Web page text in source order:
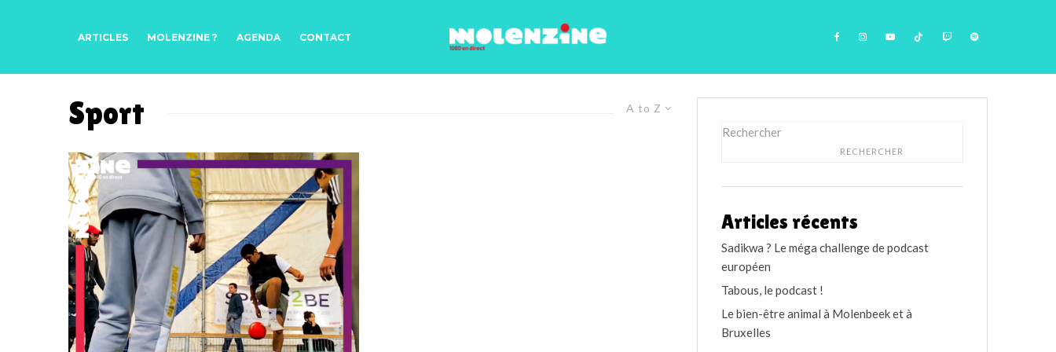
ARTICLES MOLENZINE ? AGENDA CONTACT
A to Z
Sport
Rechercher
RECHERCHER
Articles récents
Sadikwa ? Le méga challenge de podcast
européen
Tabous, le podcast !
Le bien-être animal à Molenbeek et à
Bruxelles